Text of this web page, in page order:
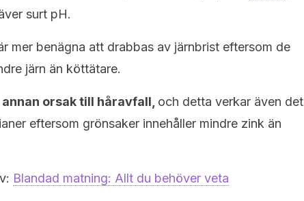
surt pH.
mer benägna att drabbas av järnbrist eftersom de
järn än köttätare.
orsak till håravfall, och detta verkar även det
eftersom grönsaker innehåller mindre zink än
Blandad matning: Allt du behöver veta